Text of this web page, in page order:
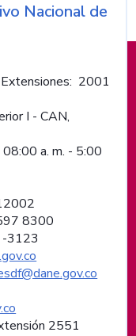
página
Nacional de
2001
I - CAN,
08:00 a. m. - 5:00
8300
-3123
2551